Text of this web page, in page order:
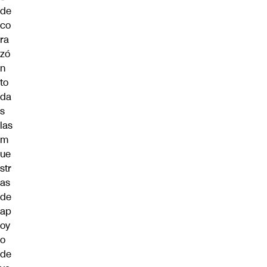
de
co
ra
zó
n
to
da
s
las
m
ue
str
as
de
ap
oy
o
de